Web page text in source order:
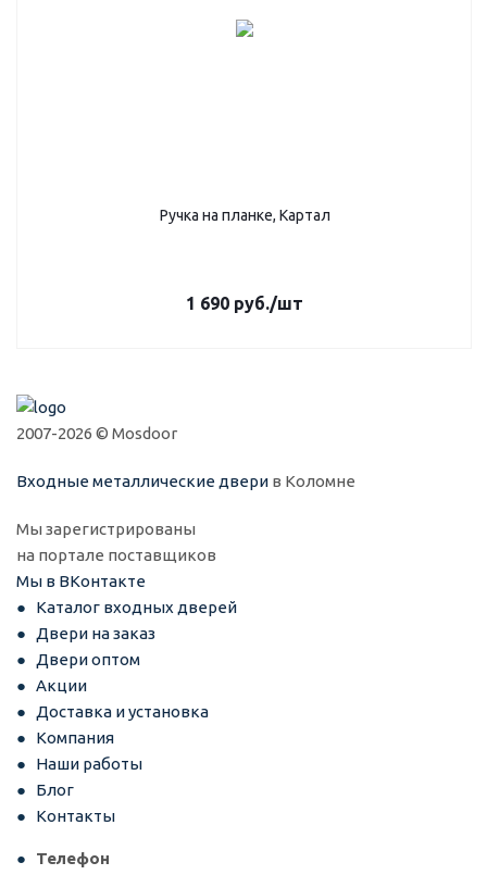
Ручка на планке, Картал
1 690 руб./шт
2007-2026 © Mosdoor
Входные металлические двери в Коломне
Мы зарегистрированы
на портале поставщиков
Мы в ВКонтакте
Каталог входных дверей
Двери на заказ
Двери оптом
Акции
Доставка и установка
Компания
Наши работы
Блог
Контакты
Телефон